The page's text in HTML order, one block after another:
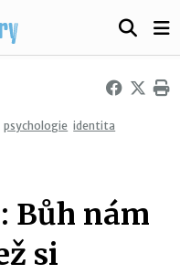
psychologie identita
Bůh nám
si